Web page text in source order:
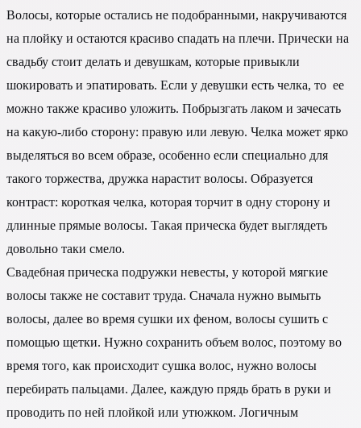
Волосы, которые остались не подобранными, накручиваются
на плойку и остаются красиво спадать на плечи. Прически на
свадьбу стоит делать и девушкам, которые привыкли
шокировать и эпатировать. Если у девушки есть челка, то ее
можно также красиво уложить. Побрызгать лаком и зачесать
на какую-либо сторону: правую или левую. Челка может ярко
выделяться во всем образе, особенно если специально для
такого торжества, дружка нарастит волосы. Образуется
контраст: короткая челка, которая торчит в одну сторону и
длинные прямые волосы. Такая прическа будет выглядеть
довольно таки смело.
Свадебная прическа подружки невесты, у которой мягкие
волосы также не составит труда. Сначала нужно вымыть
волосы, далее во время сушки их феном, волосы сушить с
помощью щетки. Нужно сохранить объем волос, поэтому во
время того, как происходит сушка волос, нужно волосы
перебирать пальцами. Далее, каждую прядь брать в руки и
проводить по ней плойкой или утюжком. Логичным